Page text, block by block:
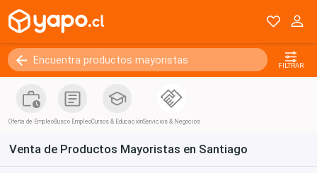
FILTRAR
Oferta de Empleo Busco EmpleoCursos & EducaciónServicios & Negocios
Venta de Productos Mayoristas en Santiago